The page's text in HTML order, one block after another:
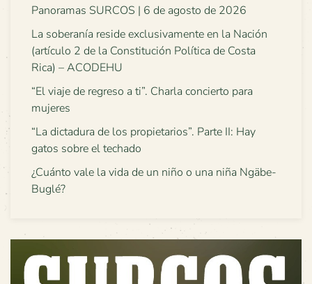
Panoramas SURCOS | 6 de agosto de 2026
La soberanía reside exclusivamente en la Nación
(artículo 2 de la Constitución Política de Costa
Rica) – ACODEHU
“El viaje de regreso a ti”. Charla concierto para
mujeres
“La dictadura de los propietarios”. Parte II: Hay
gatos sobre el techado
¿Cuánto vale la vida de un niño o una niña Ngäbe-
Buglé?